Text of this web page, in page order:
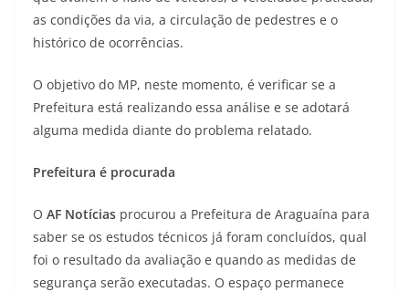
as condições da via, a circulação de pedestres e o
histórico de ocorrências.
O objetivo do MP, neste momento, é verificar se a
Prefeitura está realizando essa análise e se adotará
alguma medida diante do problema relatado.
Prefeitura é procurada
O AF Notícias procurou a Prefeitura de Araguaína para
saber se os estudos técnicos já foram concluídos, qual
foi o resultado da avaliação e quando as medidas de
segurança serão executadas. O espaço permanece